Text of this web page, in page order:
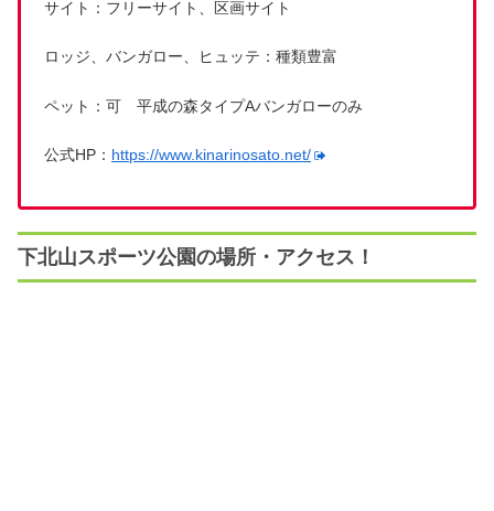
サイト：フリーサイト、区画サイト
ロッジ、バンガロー、ヒュッテ：種類豊富
ペット：可 平成の森タイプAバンガローのみ
公式HP： https://www.kinarinosato.net/
下北山スポーツ公園の場所・アクセス！